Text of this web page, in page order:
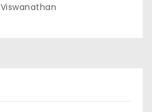
Viswanathan